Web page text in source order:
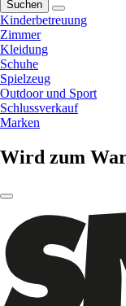
Suchen
Kinderbetreuung
Zimmer
Kleidung
Schuhe
Spielzeug
Outdoor und Sport
Schlussverkauf
Marken
Wird zum